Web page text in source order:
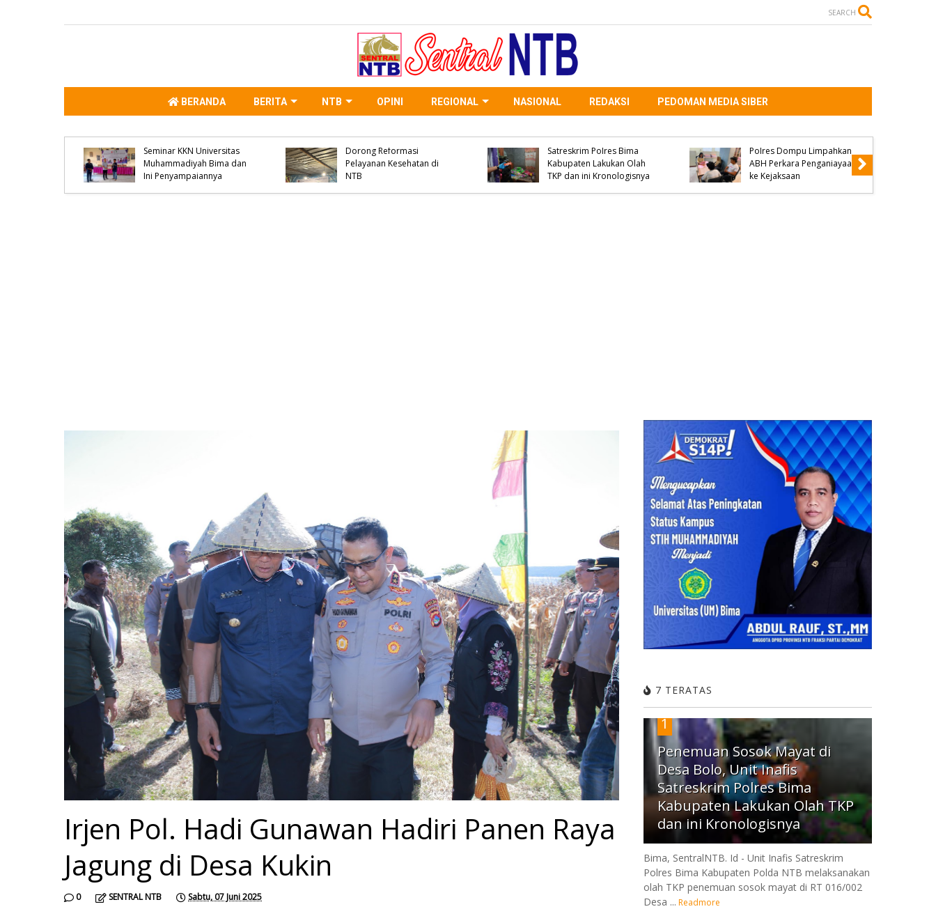
SEARCH
BERANDA BERITA NTB OPINI REGIONAL NASIONAL REDAKSI PEDOMAN MEDIA SIBER
Parado Jadi Pemateri
Seminar KKN Universitas
Muhammadiyah Bima dan
Ini Penyampaiannya
Dialog GAKADA BIDOM
Dorong Reformasi
Pelayanan Kesehatan di
NTB
Desa Bolo, Unit Inafis
Satreskrim Polres Bima
Kabupaten Lakukan Olah
TKP dan ini Kronologisnya
Polres Dompu Limpahkan
ABH Perkara Penganiayaan
ke Kejaksaan
Irjen Pol. Hadi Gunawan Hadiri Panen Raya
Jagung di Desa Kukin
0 SENTRAL NTB Sabtu, 07 Juni 2025
7 TERATAS
1
Penemuan Sosok Mayat di
Desa Bolo, Unit Inafis
Satreskrim Polres Bima
Kabupaten Lakukan Olah TKP
dan ini Kronologisnya
Bima, SentralNTB. Id - Unit Inafis Satreskrim
Polres Bima Kabupaten Polda NTB melaksanakan
olah TKP penemuan sosok mayat di RT 016/002
Desa ... Readmore